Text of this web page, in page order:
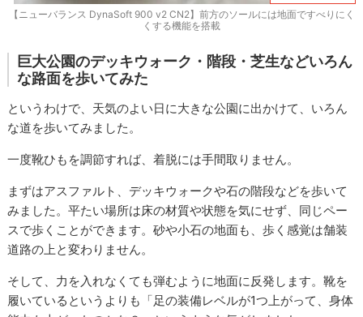
【ニューバランス DynaSoft 900 v2 CN2】前方のソールには地面ですべりにく
くする機能を搭載
巨大公園のデッキウォーク・階段・芝生などいろん
な路面を歩いてみた
というわけで、天気のよい日に大きな公園に出かけて、いろん
な道を歩いてみました。
一度靴ひもを調節すれば、着脱には手間取りません。
まずはアスファルト、デッキウォークや石の階段などを歩いて
みました。平たい場所は床の材質や状態を気にせず、同じペー
スで歩くことができます。砂や小石の地面も、歩く感覚は舗装
道路の上と変わりません。
そして、力を入れなくても弾むように地面に反発します。靴を
履いているというよりも「足の装備レベルが1つ上がって、身体